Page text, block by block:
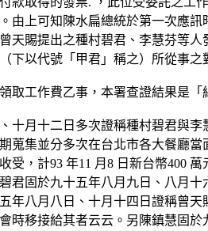
由上可知陳水扁總統於第一次應
天賜提出之種村碧君、李慧芬等
下以代號「甲君」稱之）所從事之
工作費乙事，本署查證結果是「
十月十二日多次證稱種村碧君與
集並分多次在台北市各大餐廳
，計93 年11 月8 日新台幣400
君固於九十五年八月九日、八月
年八月八日、十月十四日證稱曾
時移接給其者云云。另陳鎮慧固